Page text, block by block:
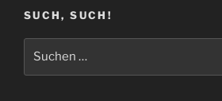
SUCH, SUCH!